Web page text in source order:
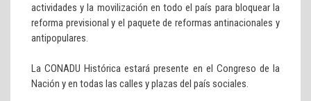
actividades y la movilización en todo el país para bloquear la
reforma previsional y el paquete de reformas antinacionales y
antipopulares.
La CONADU Histórica estará presente en el Congreso de la
Nación y en todas las calles y plazas del país sociales.